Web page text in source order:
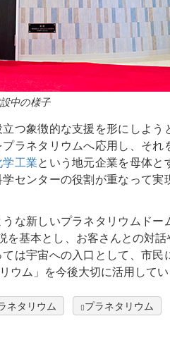
中の様子
つ象徴的な支援を形にしよう
ラネタリウムへ応用し、それ
工業という地元企業を母体と
センターの役割が重なって実
な新しいプラネタリウムドー
を基本とし、お客さんとの対
は宇宙への入口として、市
ム」を今後大切に活用してい
ネタリウム プラネタリウム